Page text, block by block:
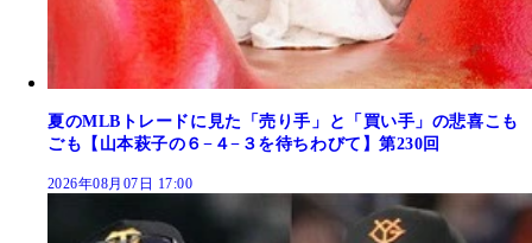
夏のMLBトレードに見た「売り手」と「買い手」の悲喜こも
ごも【山本萩子の６−４−３を待ちわびて】第230回
2026年08月07日 17:00